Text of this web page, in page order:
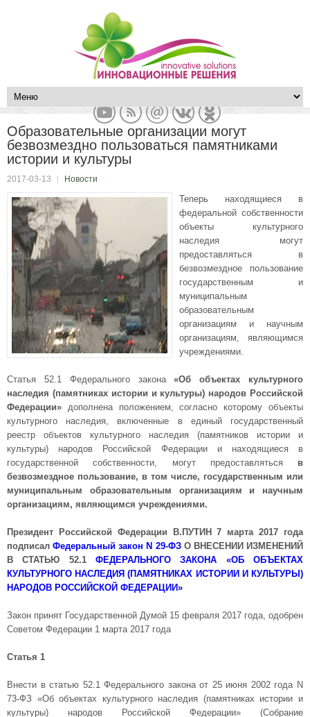
Образовательные организации могут
безвозмездно пользоваться памятниками
истории и культуры
2017-03-13 Новости
Теперь находящиеся в
федеральной собственности
объекты культурного
наследия могут
предоставляться в
безвозмездное пользование
государственным и
муниципальным
образовательным
организациям и научным
организациям, являющимся
учреждениями.
Статья 52.1 Федерального закона«Об объектах культурного
наследия (памятниках истории и культуры) народов Российской
Федерации» дополнена положением, согласно которому объекты
культурного наследия, включенные в единый государственный
реестр объектов культурного наследия (памятников истории и
культуры) народов Российской Федерации и находящиеся в
государственной собственности, могут предоставляться в
безвозмездное пользование, в том числе, государственным или
муниципальным образовательным организациям и научным
организациям, являющимся учреждениями.
Президент Российской Федерации В.ПУТИН 7 марта 2017 года
подписалФедеральный закон N 29-ФЗО ВНЕСЕНИИ ИЗМЕНЕНИЙ
В СТАТЬЮ 52.1 ФЕДЕРАЛЬНОГО ЗАКОНА «ОБ ОБЪЕКТАХ
КУЛЬТУРНОГО НАСЛЕДИЯ (ПАМЯТНИКАХ ИСТОРИИ И КУЛЬТУРЫ)
НАРОДОВ РОССИЙСКОЙ ФЕДЕРАЦИИ»
Закон принят Государственной Думой 15 февраля 2017 года, одобрен
Советом Федерации 1 марта 2017 года
Статья 1
Внести в статью 52.1 Федерального закона от 25 июня 2002 года N
73-ФЗ «Об объектах культурного наследия (памятниках истории и
культуры) народов Российской Федерации» (Собрание